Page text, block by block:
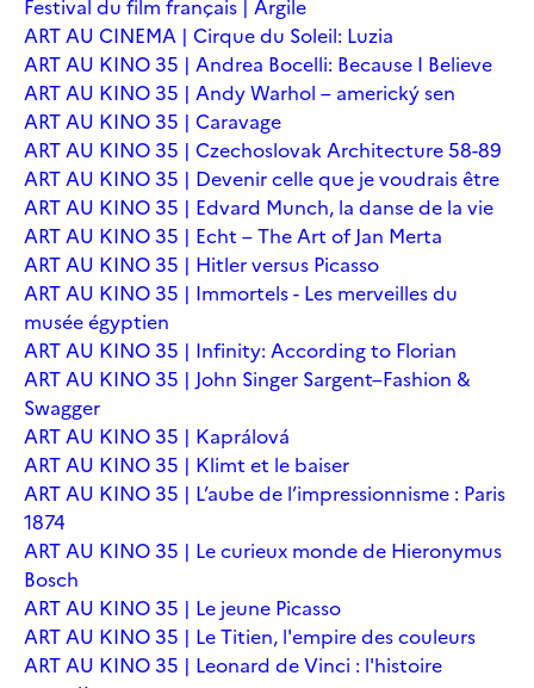
Festival du film français | Argile
ART AU CINEMA | Cirque du Soleil: Luzia
ART AU KINO 35 | Andrea Bocelli: Because I Believe
ART AU KINO 35 | Andy Warhol – americký sen
ART AU KINO 35 | Caravage
ART AU KINO 35 | Czechoslovak Architecture 58-89
ART AU KINO 35 | Devenir celle que je voudrais être
ART AU KINO 35 | Edvard Munch, la danse de la vie
ART AU KINO 35 | Echt – The Art of Jan Merta
ART AU KINO 35 | Hitler versus Picasso
ART AU KINO 35 | Immortels - Les merveilles du
musée égyptien
ART AU KINO 35 | Infinity: According to Florian
ART AU KINO 35 | John Singer Sargent–Fashion &
Swagger
ART AU KINO 35 | Kaprálová
ART AU KINO 35 | Klimt et le baiser
ART AU KINO 35 | L’aube de l’impressionnisme : Paris
1874
ART AU KINO 35 | Le curieux monde de Hieronymus
Bosch
ART AU KINO 35 | Le jeune Picasso
ART AU KINO 35 | Le Titien, l'empire des couleurs
ART AU KINO 35 | Leonard de Vinci : l'histoire